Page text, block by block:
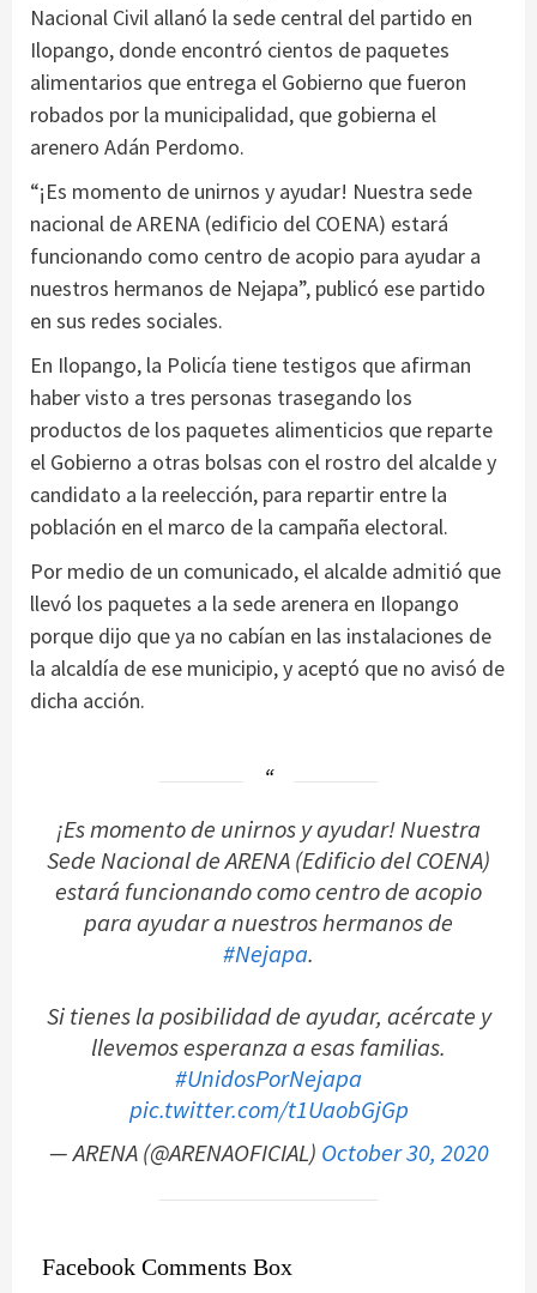
Nacional Civil allanó la sede central del partido en
Ilopango, donde encontró cientos de paquetes
alimentarios que entrega el Gobierno que fueron
robados por la municipalidad, que gobierna el
arenero Adán Perdomo.
“¡Es momento de unirnos y ayudar! Nuestra sede
nacional de ARENA (edificio del COENA) estará
funcionando como centro de acopio para ayudar a
nuestros hermanos de Nejapa”, publicó ese partido
en sus redes sociales.
En Ilopango, la Policía tiene testigos que afirman
haber visto a tres personas trasegando los
productos de los paquetes alimenticios que reparte
el Gobierno a otras bolsas con el rostro del alcalde y
candidato a la reelección, para repartir entre la
población en el marco de la campaña electoral.
Por medio de un comunicado, el alcalde admitió que
llevó los paquetes a la sede arenera en Ilopango
porque dijo que ya no cabían en las instalaciones de
la alcaldía de ese municipio, y aceptó que no avisó de
dicha acción.
¡Es momento de unirnos y ayudar! Nuestra
Sede Nacional de ARENA (Edificio del COENA)
estará funcionando como centro de acopio
para ayudar a nuestros hermanos de
#Nejapa.
Si tienes la posibilidad de ayudar, acércate y
llevemos esperanza a esas familias.
#UnidosPorNejapa
pic.twitter.com/t1UaobGjGp
— ARENA (@ARENAOFICIAL) October 30, 2020
Facebook Comments Box